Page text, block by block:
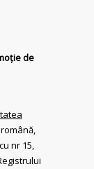
de
nr 15,